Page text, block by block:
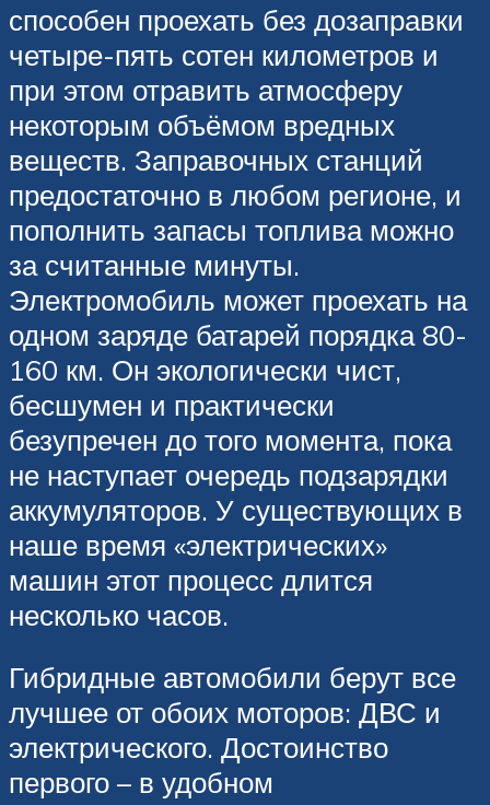
способен проехать без дозаправки
четыре-пять сотен километров и
при этом отравить атмосферу
некоторым объёмом вредных
веществ. Заправочных станций
предостаточно в любом регионе, и
пополнить запасы топлива можно
за считанные минуты.
Электромобиль может проехать на
одном заряде батарей порядка 80-
160 км. Он экологически чист,
бесшумен и практически
безупречен до того момента, пока
не наступает очередь подзарядки
аккумуляторов. У существующих в
наше время «электрических»
машин этот процесс длится
несколько часов.
Гибридные автомобили берут все
лучшее от обоих моторов: ДВС и
электрического. Достоинство
первого – в удобном